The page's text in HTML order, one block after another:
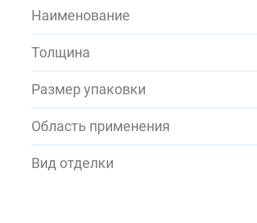
Наименование
Толщина
Размер упаковки
Область применения
Вид отделки